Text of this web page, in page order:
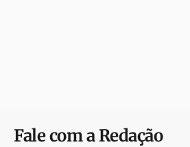
Fale com a Redação